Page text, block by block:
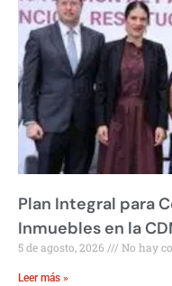
Plan Integral para
Inmuebles en la
5 de agosto, 2026 No hay
Leer más »